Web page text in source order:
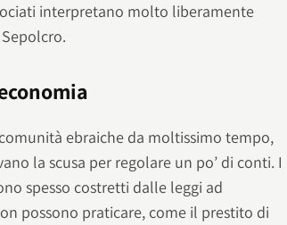
interpretano molto liberamente
ebraiche da moltissimo tempo,
la scusa per regolare un po’ di conti. I
spesso costretti dalle leggi ad
possono praticare, come il prestito di